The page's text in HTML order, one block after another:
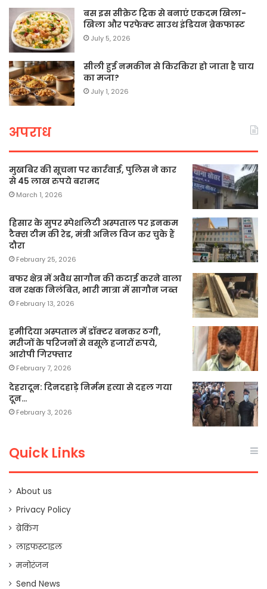
बस इस सीक्रेट ट्रिक से बनाएं एकदम खिला-
खिला और परफेक्ट साउथ इंडियन ब्रेकफास्ट
July 5, 2026
सीली हुई नमकीन से किरकिरा हो जाता है चाय
का मजा?
July 1, 2026
अपराध
मुखबिर की सूचना पर कार्रवाई, पुलिस ने कार
से 45 लाख रुपये बरामद
March 1, 2026
हिसार के सुपर स्पेशलिटी अस्पताल पर इनकम
टैक्स टीम की रेड, मंत्री अनिल विज कर चुके हैं
दौरा
February 25, 2026
बफर क्षेत्र में अवैध सागौन की कटाई करने वाला
वन रक्षक निलंबित, भारी मात्रा में सागौन जब्त
February 13, 2026
हमीदिया अस्पताल में डॉक्टर बनकर ठगी,
मरीजों के परिजनों से वसूले हजारों रुपये,
आरोपी गिरफ्तार
February 7, 2026
देहरादून: दिनदहाड़े निर्मम हत्या से दहल गया
दून…
February 3, 2026
Quick Links
About us
Privacy Policy
ब्रेकिंग
लाइफस्टाइल
मनोरंजन
Send News